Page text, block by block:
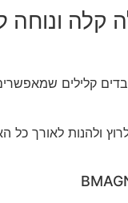
ונוחה
קלילים
ולהנות לאורך כל